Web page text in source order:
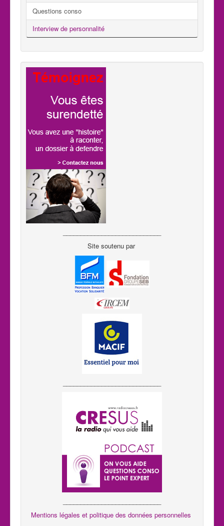
Questions conso
Interview de personnalité
Site soutenu par
Mentions légales et politique des données personnelles